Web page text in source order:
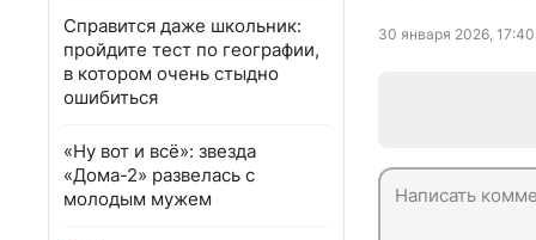
Справится даже школьник:
пройдите тест по географии,
в котором очень стыдно
ошибиться
«Ну вот и всё»: звезда
«Дома-2» развелась с
молодым мужем
30 января 2026, 17:40